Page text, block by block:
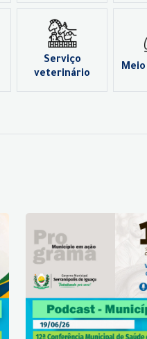
Serviço
veterinário